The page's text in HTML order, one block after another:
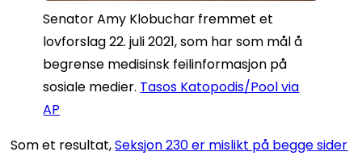
Senator Amy Klobuchar fremmet et
lovforslag 22. juli 2021, som har som mål å
begrense medisinsk feilinformasjon på
sosiale medier. Tasos Katopodis/Pool via
AP
Som et resultat,Seksjon 230 er mislikt på begge sider